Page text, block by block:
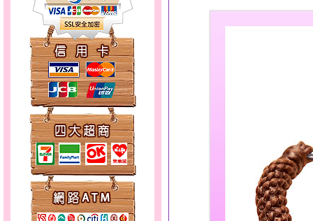
十字架～小黃金套鍊
聽見愛～男金鋼手鍊